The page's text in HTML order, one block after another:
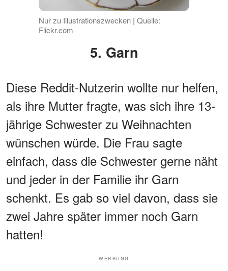
Nur zu Illustrationszwecken | Quelle:
Flickr.com
5. Garn
Diese Reddit-Nutzerin wollte nur helfen,
als ihre Mutter fragte, was sich ihre 13-
jährige Schwester zu Weihnachten
wünschen würde. Die Frau sagte
einfach, dass die Schwester gerne näht
und jeder in der Familie ihr Garn
schenkt. Es gab so viel davon, dass sie
zwei Jahre später immer noch Garn
hatten!
WERBUNG